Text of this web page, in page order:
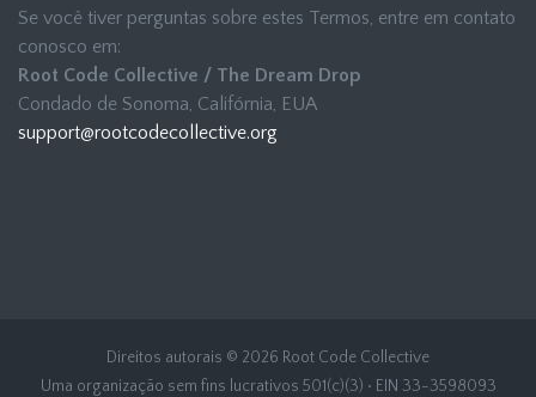
Se você tiver perguntas sobre estes Termos, entre em contato
conosco em:
Root Code Collective / The Dream Drop
Condado de Sonoma, Califórnia, EUA
support@rootcodecollective.org
Direitos autorais © 2026 Root Code Collective
Uma organização sem fins lucrativos 501(c)(3) • EIN 33-3598093